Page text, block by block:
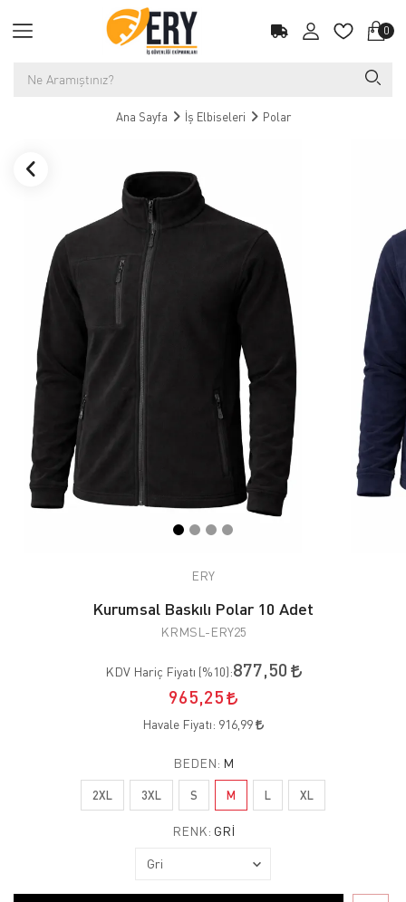
0
Ana Sayfa İş Elbiseleri Polar
ERY
Kurumsal Baskılı Polar 10 Adet
KRMSL-ERY25
KDV Hariç Fiyatı (%10):877,50
965,25
Havale Fiyatı: 916,99
BEDEN: M
2XL 3XL S M L XL
RENK: GRI